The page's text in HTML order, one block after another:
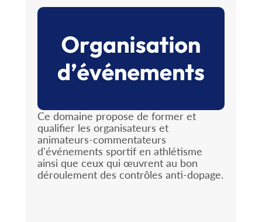
Ce domaine propose de former et
qualifier les organisateurs et
animateurs-commentateurs
d'événements sportif en athlétisme
ainsi que ceux qui œuvrent au bon
déroulement des contrôles anti-dopage.